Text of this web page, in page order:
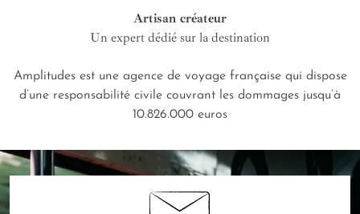
Artisan créateur
Un expert dédié sur la destination
Amplitudes est une agence de voyage française qui dispose
d’une responsabilité civile couvrant les dommages jusqu’à
10.826.000 euros